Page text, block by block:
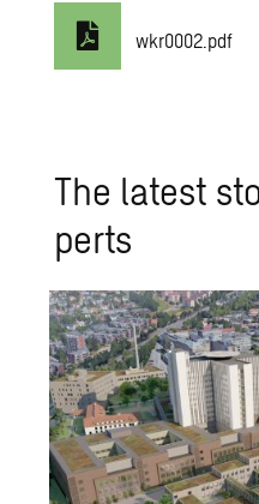
wkr0002.pdf
The lat­est
perts